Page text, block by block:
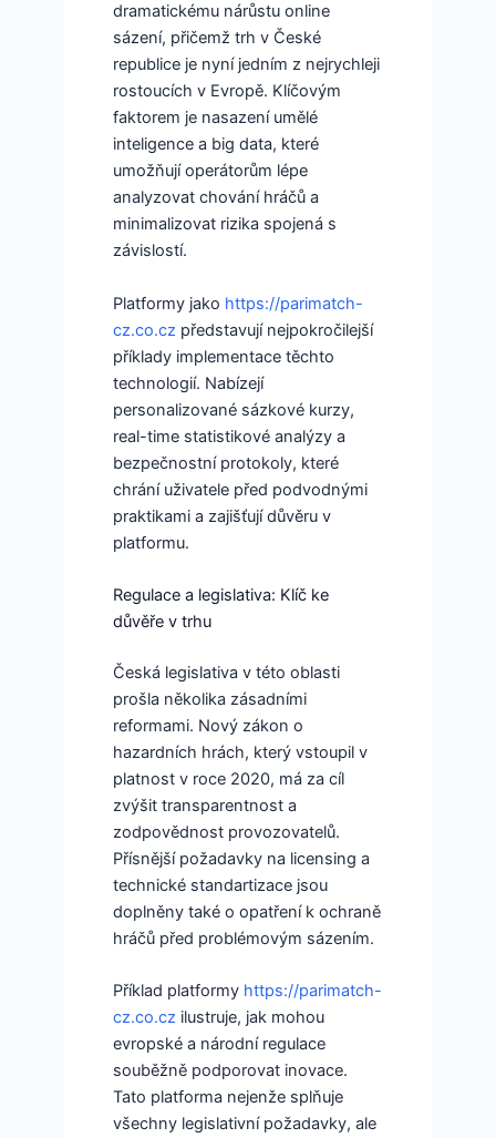
dramatickému nárůstu online
sázení, přičemž trh v České
republice je nyní jedním z nejrychleji
rostoucích v Evropě. Klíčovým
faktorem je nasazení umělé
inteligence a big data, které
umožňují operátorům lépe
analyzovat chování hráčů a
minimalizovat rizika spojená s
závislostí.
Platformy jako https://parimatch-
cz.co.cz představují nejpokročilejší
příklady implementace těchto
technologií. Nabízejí
personalizované sázkové kurzy,
real-time statistikové analýzy a
bezpečnostní protokoly, které
chrání uživatele před podvodnými
praktikami a zajišťují důvěru v
platformu.
Regulace a legislativa: Klíč ke
důvěře v trhu
Česká legislativa v této oblasti
prošla několika zásadními
reformami. Nový zákon o
hazardních hrách, který vstoupil v
platnost v roce 2020, má za cíl
zvýšit transparentnost a
zodpovědnost provozovatelů.
Přísnější požadavky na licensing a
technické standartizace jsou
doplněny také o opatření k ochraně
hráčů před problémovým sázením.
Příklad platformy https://parimatch-
cz.co.cz ilustruje, jak mohou
evropské a národní regulace
souběžně podporovat inovace.
Tato platforma nejenže splňuje
všechny legislativní požadavky, ale